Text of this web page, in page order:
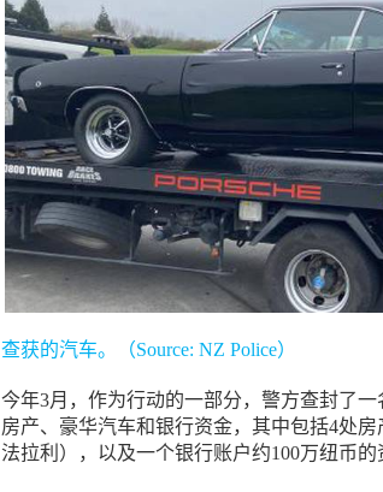
查获的汽车。（Source: NZ Police）
今年3月，作为行动的一部分，警方查封了
房产、豪华汽车和银行资金，其中包括4处
法拉利），以及一个银行账户约100万纽币的